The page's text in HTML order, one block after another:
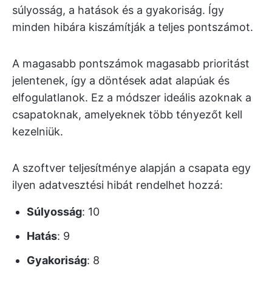
súlyosság, a hatások és a gyakoriság. Így
minden hibára kiszámítják a teljes pontszámot.
A magasabb pontszámok magasabb prioritást
jelentenek, így a döntések adat alapúak és
elfogulatlanok. Ez a módszer ideális azoknak a
csapatoknak, amelyeknek több tényezőt kell
kezelniük.
A szoftver teljesítménye alapján a csapata egy
ilyen adatvesztési hibát rendelhet hozzá:
Súlyosság: 10
Hatás: 9
Gyakoriság: 8